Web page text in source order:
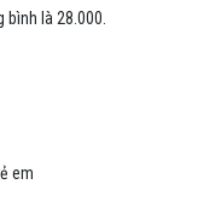
bình là 28.000.
em